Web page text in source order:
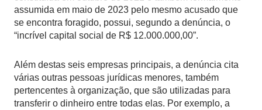
assumida em maio de 2023 pelo mesmo acusado que
se encontra foragido, possui, segundo a denúncia, o
“incrível capital social de R$ 12.000.000,00”.
Além destas seis empresas principais, a denúncia cita
várias outras pessoas jurídicas menores, também
pertencentes à organização, que são utilizadas para
transferir o dinheiro entre todas elas. Por exemplo, a